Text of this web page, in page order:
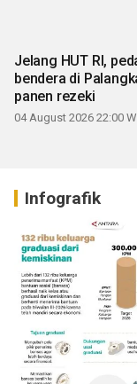
Jelang HUT RI,
bendera di
panen rezeki
04 August 2026 22:00
Infografik